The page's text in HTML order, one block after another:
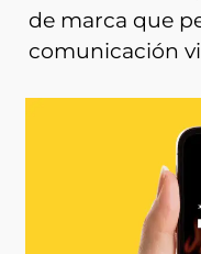
de marca que
comunicación